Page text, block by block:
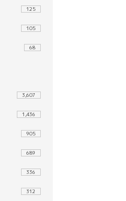
125
105
68
3,607
1,436
905
689
336
312